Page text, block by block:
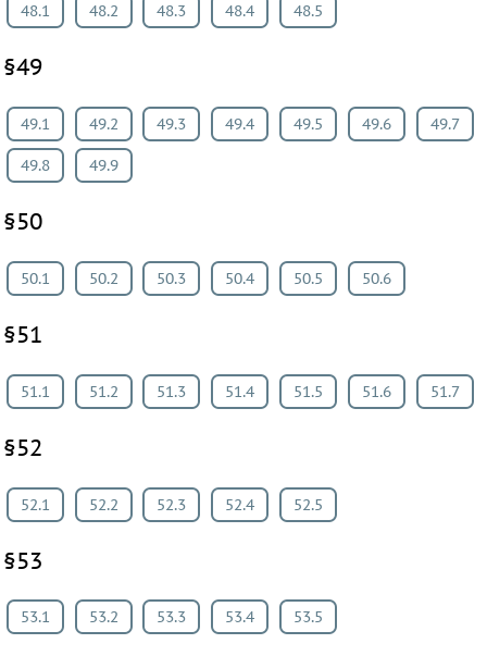
48.1 48.2 48.3 48.4 48.5
§49
49.1 49.2 49.3 49.4 49.5 49.6 49.7
49.8 49.9
§50
50.1 50.2 50.3 50.4 50.5 50.6
§51
51.1 51.2 51.3 51.4 51.5 51.6 51.7
§52
52.1 52.2 52.3 52.4 52.5
§53
53.1 53.2 53.3 53.4 53.5